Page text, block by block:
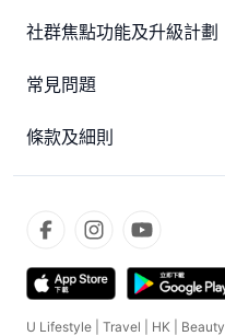
社群焦點功能及升級計劃
常見問題
條款及細則
U Lifestyle Travel HK Beauty